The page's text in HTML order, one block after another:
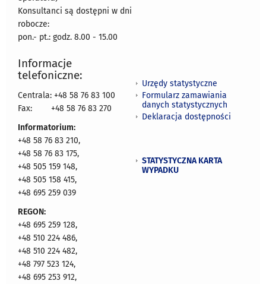
Konsultanci są dostępni w dni
robocze:
pon.- pt.: godz. 8.00 - 15.00
Informacje
telefoniczne:
Centrala: +48 58 76 83 100
Fax:
+48 58 76 83 270
Informatorium:
+48 58 76 83 210,
+48 58 76 83 175,
+48 505 159 148,
+48 505 158 415,
+48 695 259 039
REGON:
+48 695 259 128,
+48 510 224 486,
+48 510 224 482,
+48 797 523 124,
+48 695 253 912,
Urzędy statystyczne
Formularz zamawiania
danych statystycznych
Deklaracja dostępności
STATYSTYCZNA KARTA
WYPADKU